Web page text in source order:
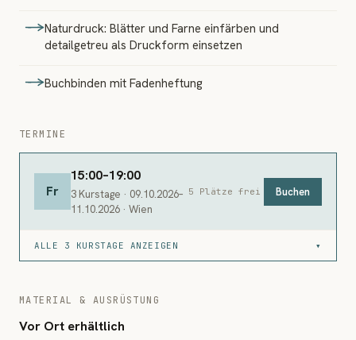
Naturdruck: Blätter und Farne einfärben und
detailgetreu als Druckform einsetzen
Buchbinden mit Fadenheftung
TERMINE
Fr
15:00–19:00
3 Kurstage · 09.10.2026–
11.10.2026 · Wien
5 Plätze frei Buchen
ALLE 3 KURSTAGE ANZEIGEN ▾
MATERIAL & AUSRÜSTUNG
Vor Ort erhältlich